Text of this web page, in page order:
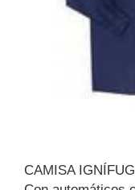
CAMISA